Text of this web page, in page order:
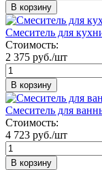
В корзину
Смеситель для
Стоимость:
2 375 руб./шт
В корзину
Смеситель для
Стоимость:
4 723 руб./шт
В корзину